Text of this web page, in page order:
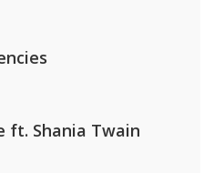
ft. Shania Twain